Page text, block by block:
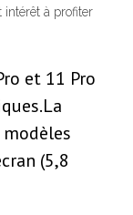
intérêt à profiter
et 11 Pro
(5,8